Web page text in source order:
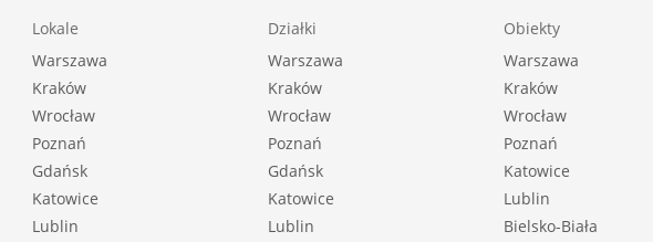
Lokale
Warszawa
Kraków
Wrocław
Poznań
Gdańsk
Katowice
Lublin
Działki
Warszawa
Kraków
Wrocław
Poznań
Gdańsk
Katowice
Lublin
Obiekty
Warszawa
Kraków
Wrocław
Poznań
Katowice
Lublin
Bielsko-Biała